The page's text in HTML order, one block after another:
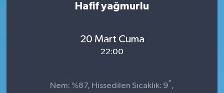
Hafif yağmurlu
20 Mart Cuma
22:00
Nem: %87, Hissedilen Sıcaklık: 9° ,